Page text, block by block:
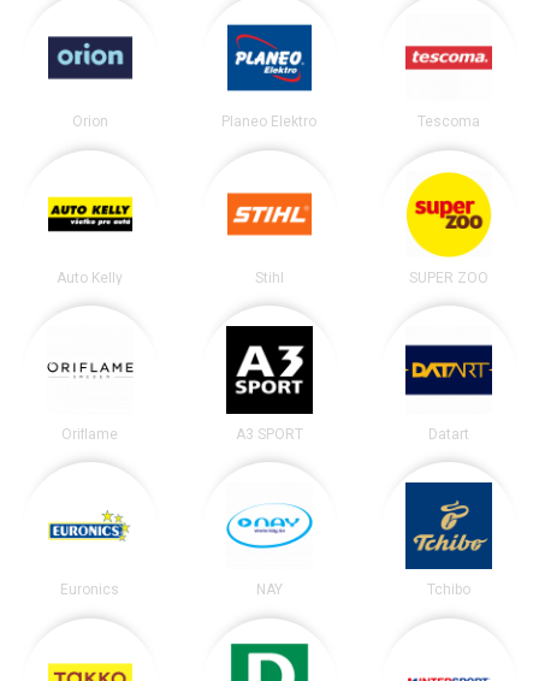
Orion Planeo Elektro Tescoma
Auto Kelly Stihl SUPER ZOO
Oriflame A3 SPORT Datart
Euronics NAY Tchibo